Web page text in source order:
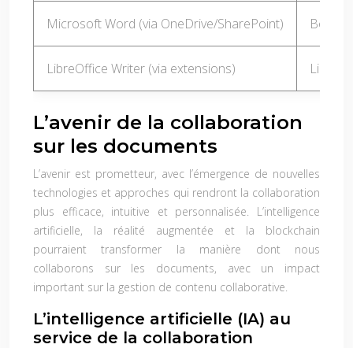
Microsoft Word (via OneDrive/SharePoint) Bon
LibreOffice Writer (via extensions) Limitée
L’avenir de la collaboration
sur les documents
L’avenir est prometteur, avec l’émergence de nouvelles
technologies et approches qui rendront la collaboration
plus efficace, intuitive et personnalisée. L’intelligence
artificielle, la réalité augmentée et la blockchain
pourraient transformer la manière dont nous
collaborons sur les documents, avec un impact
important sur la gestion de contenu collaborative.
L’intelligence artificielle (IA) au
service de la collaboration